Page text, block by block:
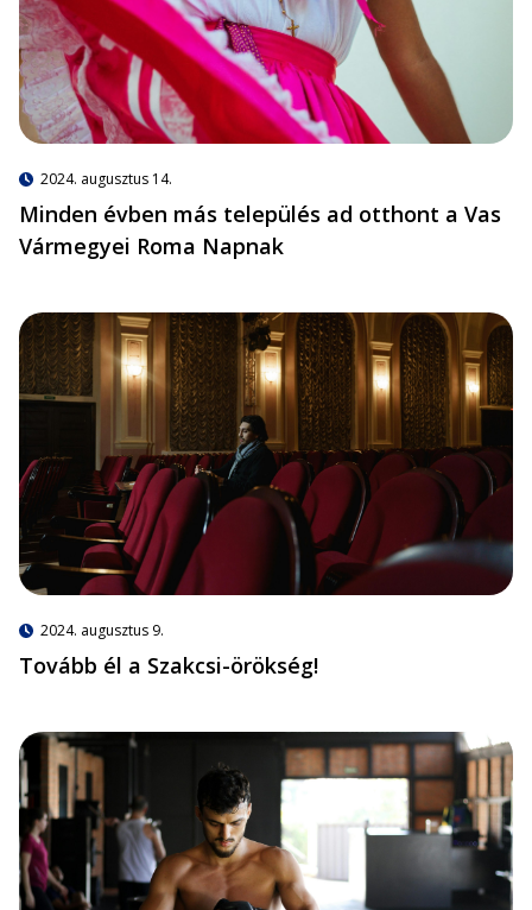
2024. augusztus 14.
Minden évben más település ad otthont a Vas
Vármegyei Roma Napnak
2024. augusztus 9.
Tovább él a Szakcsi-örökség!